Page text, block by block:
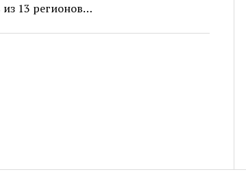
13 регионов…